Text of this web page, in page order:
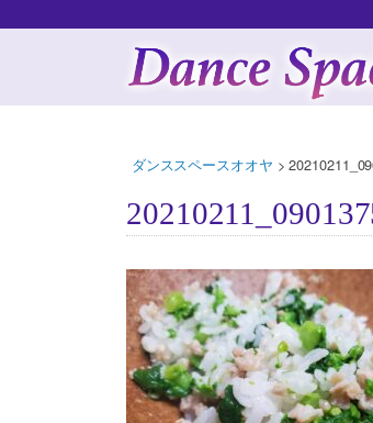
ダンススペースオオヤ >